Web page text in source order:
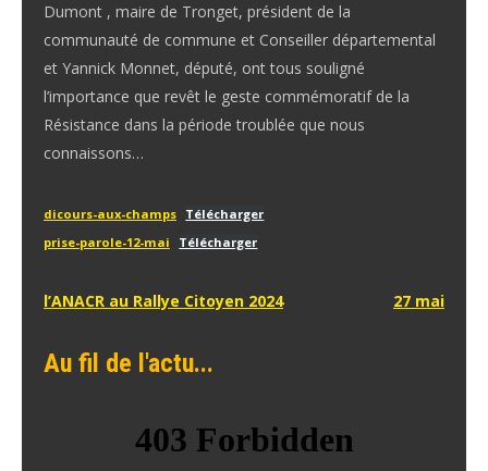
Dumont , maire de Tronget, président de la
communauté de commune et Conseiller départemental
et Yannick Monnet, député, ont tous souligné
l’importance que revêt le geste commémoratif de la
Résistance dans la période troublée que nous
connaissons…
dicours-aux-champs Télécharger
prise-parole-12-mai
Télécharger
Navigation
l’article
l’ANACR au Rallye Citoyen 2024 27 mai
Au fil de l'actu...